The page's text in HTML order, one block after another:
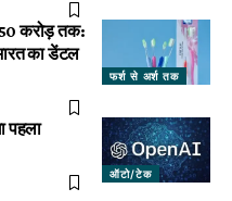
फर्श से अर्श तक
करोड़ तक:
का डेंटल
ऑटो/टेक
पहला